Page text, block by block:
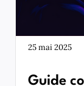
25 mai 2025
Guide